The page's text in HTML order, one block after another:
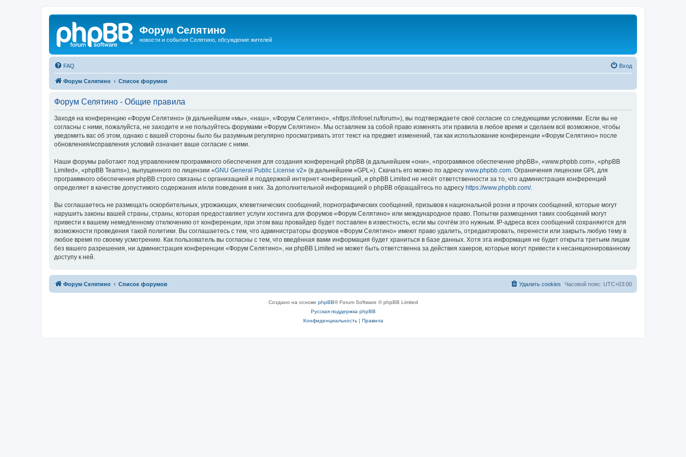
Форум Селятино
новости и события Селятино, обсуждение жителей
FAQ Вход
Форум Селятино Список форумов
Форум Селятино - Общие правила
Заходя на конференцию «Форум Селятино» (в дальнейшем «мы», «наш», «Форум Селятино», «https://infosel.ru/forum»), вы подтверждаете своё согласие со следующими условиями. Если вы не
согласны с ними, пожалуйста, не заходите и не пользуйтесь форумами «Форум Селятино». Мы оставляем за собой право изменять эти правила в любое время и сделаем всё возможное, чтобы
уведомить вас об этом, однако с вашей стороны было бы разумным регулярно просматривать этот текст на предмет изменений, так как использование конференции «Форум Селятино» после
обновления/исправления условий означает ваше согласие с ними.
Наши форумы работают под управлением программного обеспечения для создания конференций phpBB (в дальнейшем «они», «программное обеспечение phpBB», «www.phpbb.com», «phpBB
Limited», «phpBB Teams»), выпущенного по лицензии «GNU General Public License v2» (в дальнейшем «GPL»). Скачать его можно по адресу www.phpbb.com . Ограничения лицензии GPL для
программного обеспечения phpBB строго связаны с организацией и поддержкой интернет-конференций, и phpBB Limited не несёт ответственности за то, что администрация конференций
определяет в качестве допустимого содержания и/или поведения в них. За дополнительной информацией о phpBB обращайтесь по адресу https://www.phpbb.com/.
Вы соглашаетесь не размещать оскорбительных, угрожающих, клеветнических сообщений, порнографических сообщений, призывов к национальной розни и прочих сообщений, которые могут
нарушить законы вашей страны, страны, которая предоставляет услуги хостинга для форумов «Форум Селятино» или международное право. Попытки размещения таких сообщений могут
привести к вашему немедленному отключению от конференции, при этом ваш провайдер будет поставлен в известность, если мы сочтём это нужным. IP-адреса всех сообщений сохраняются для
возможности проведения такой политики. Вы соглашаетесь с тем, что администраторы форумов «Форум Селятино» имеют право удалить, отредактировать, перенести или закрыть любую тему в
любое время по своему усмотрению. Как пользователь вы согласны с тем, что введённая вами информация будет храниться в базе данных. Хотя эта информация не будет открыта третьим лицам
без вашего разрешения, ни администрация конференции «Форум Селятино», ни phpBB Limited не может быть ответственна за действия хакеров, которые могут привести к несанкционированному
доступу к ней.
Форум Селятино Список форумов Часовой пояс: UTC+03:00
Удалить cookies
Создано на основе phpBB® Forum Software © phpBB Limited
Русская поддержка phpBB
Конфиденциальность| Правила